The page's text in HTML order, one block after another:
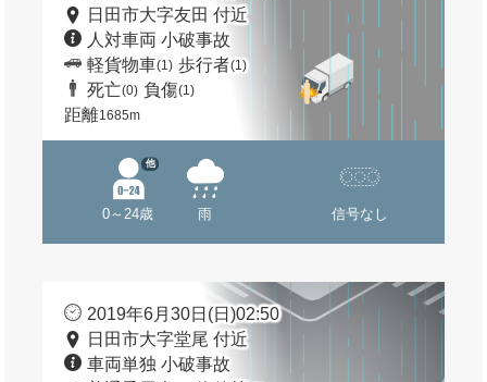
日田市大字友田 付近
人対車両 小破事故
軽貨物車(1) 歩行者(1)
死亡(0) 負傷(1)
距離1685m
0～24歳
他
雨 信号なし
2019年6月30日(日)02:50
日田市大字堂尾 付近
車両単独 小破事故